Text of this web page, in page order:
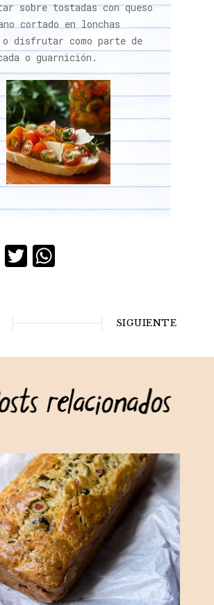
sobre tostadas con queso
cortado en lonchas
disfrutar como parte de
o guarnición.
Twitter
WhatsApp
SIGUIENTE